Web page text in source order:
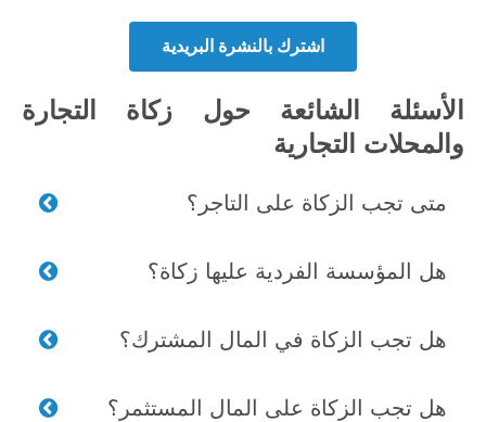
اشترك بالنشرة البريدية
الأسئلة الشائعة حول زكاة التجارة
والمحلات التجارية
متى تجب الزكاة على التاجر؟
هل المؤسسة الفردية عليها زكاة؟
هل تجب الزكاة في المال المشترك؟
هل تجب الزكاة على المال المستثمر؟